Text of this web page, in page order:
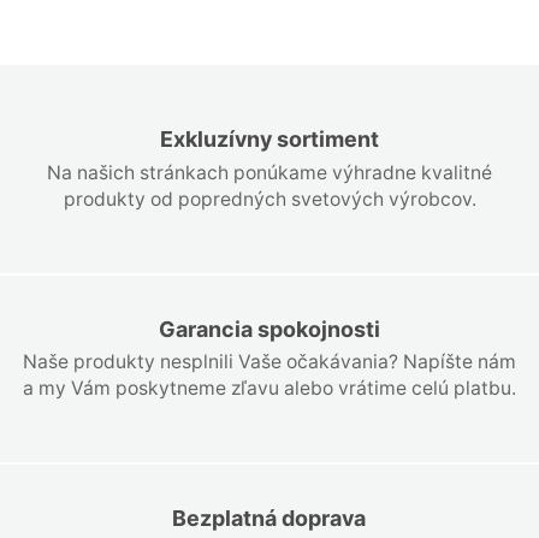
Exkluzívny sortiment
Na našich stránkach ponúkame výhradne kvalitné
produkty od popredných svetových výrobcov.
Garancia spokojnosti
Naše produkty nesplnili Vaše očakávania? Napíšte nám
a my Vám poskytneme zľavu alebo vrátime celú platbu.
Bezplatná doprava